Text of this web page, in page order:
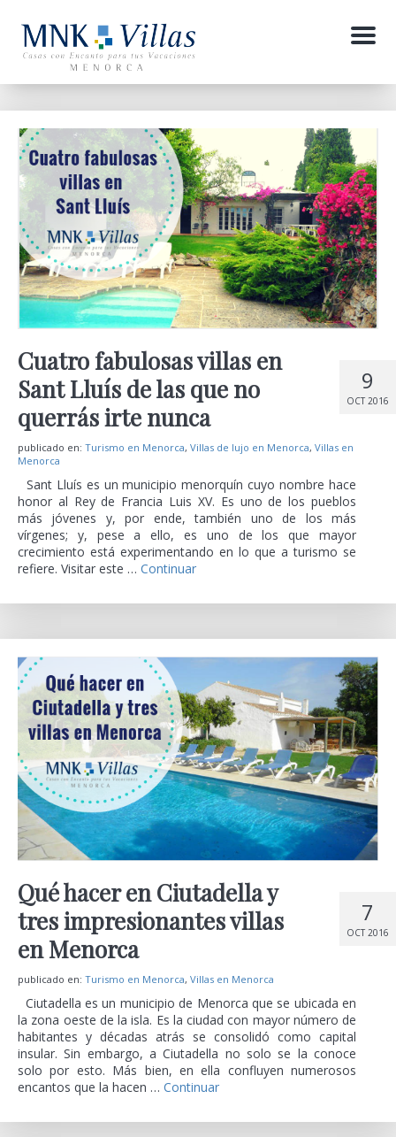
Menu
9
OCT 2016
Cuatro fabulosas villas en
Sant Lluís de las que no
querrás irte nunca
publicado en: Turismo en Menorca, Villas de lujo en Menorca, Villas en
Menorca
Sant Lluís es un municipio menorquín cuyo nombre hace
honor al Rey de Francia Luis XV. Es uno de los pueblos
más jóvenes y, por ende, también uno de los más
vírgenes; y, pese a ello, es uno de los que mayor
crecimiento está experimentando en lo que a turismo se
refiere. Visitar este … Continuar
7
OCT 2016
Qué hacer en Ciutadella y
tres impresionantes villas
en Menorca
publicado en: Turismo en Menorca, Villas en Menorca
Ciutadella es un municipio de Menorca que se ubicada en
la zona oeste de la isla. Es la ciudad con mayor número de
habitantes y décadas atrás se consolidó como capital
insular. Sin embargo, a Ciutadella no solo se la conoce
solo por esto. Más bien, en ella confluyen numerosos
encantos que la hacen … Continuar